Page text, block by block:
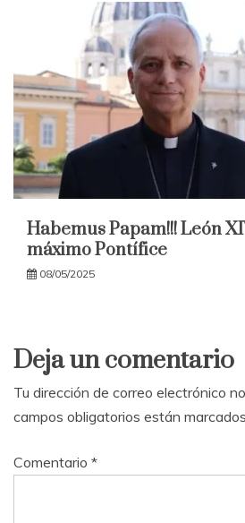
Habemus Papam!!! León
máximo Pontífice
08/05/2025
Deja un comentario
Tu dirección de correo electrónico
campos obligatorios están
Comentario *